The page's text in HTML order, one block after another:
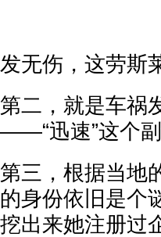
发无伤，这劳斯
第二，就是车祸
——“迅速”这个
第三，根据当地
的身份依旧是个
挖出来她注册过